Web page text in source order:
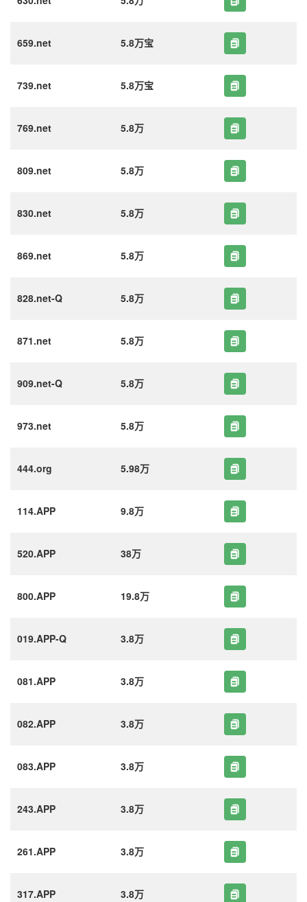
659.net 5.8万宝
739.net 5.8万宝
769.net 5.8万
809.net 5.8万
830.net 5.8万
869.net 5.8万
828.net-Q 5.8万
871.net 5.8万
909.net-Q 5.8万
973.net 5.8万
444.org 5.98万
114.APP 9.8万
520.APP 38万
800.APP 19.8万
019.APP-Q 3.8万
081.APP 3.8万
082.APP 3.8万
083.APP 3.8万
243.APP 3.8万
261.APP 3.8万
317.APP 3.8万